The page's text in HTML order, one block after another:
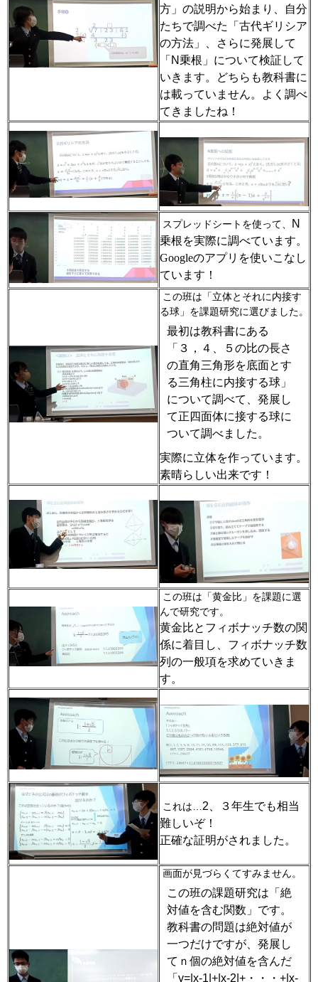
方」の説明から始まり、自分
たちで調べた「古代ギリシア
の方法」、さらに発展して
「 N乗根」について検証して
いきます。どちらも教科書に
は載っていません。よく調べ
てきましたね！
スプレッドシートを使って、
N
乗根を実際に調べています。
Googleのアプリを使いこなし
ています！
この班は「立体とそれに内接す
る球」を課題研究に選びました。
最初は教科書にある
「３，４、５の比の長さ
の直角三角形を底面とす
る三角柱に内接する球」
について調べて、発展し
て正四面体に接する球に
ついて調べました。
実際に立体を作っています。
素晴らしい出来です！
この班は「黄金比」を課題に選
んで研究です。
黄金比とフィボナッチ数の関
係に着目し、フィボナッチ数
列の一般項を求めていきま
す。
これは… 2 、３年生でも相当
難しいぞ！
正確な証明がされました。
画面が見づらくてすみません。
この班の課題研究は「絶
対値を含む関数」です。
教科書の問題は絶対値が
一つだけですが、発展し
てｎ個の絶対値を含んだ
「 y=|x-1|+|x-2|+ ・・・ +|x-